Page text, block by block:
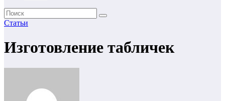
Статьи
Изготовление табличек